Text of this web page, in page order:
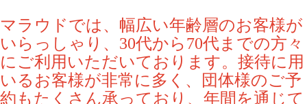
マラウドでは、幅広い年齢層のお客様が
いらっしゃり、30代から70代までの方々
にご利用いただいております。接待に用
いるお客様が非常に多く、団体様のご予
約もたくさん承っており、年間を通じて